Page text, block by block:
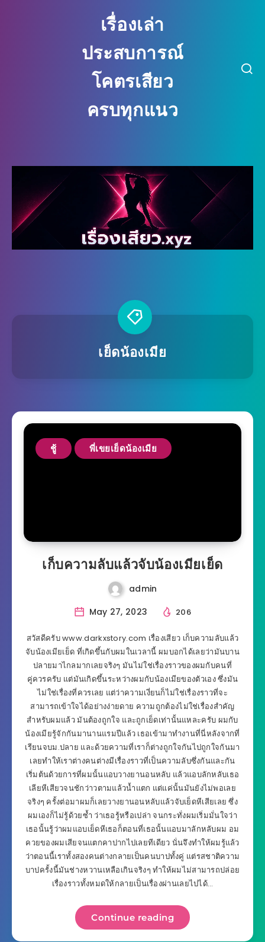
เรื่องเล่า ประสบการณ์ โคตรเสียว คร
เรื่องเล่า
ประสบการณ์
โคตรเสียว
ครบทุกแนว
เย็ดน้องเมีย
ชู้ พี่เขยเย็ดน้องเมีย
เก็บความลับแล้วจับน้องเมียเย็ด
admin
May 27, 2023
206
สวัสดีครับ www.darkxstory.com เรื่องเสียว เก็บความลับแล้ว
จับน้องเมียเย็ด ที่เกิดขึ้นกับผมในเวลานี้ ผมบอกได้เลยว่ามันบาน
ปลายมาไกลมากเลยจริงๆ มันไม่ใช่เรื่องราวของผมกับคนที่
คู่ควรครับ แต่มันเกิดขึ้นระหว่างผมกับน้องเมียของตัวเอง ซึ่งมัน
ไม่ใช่เรื่องที่ควรเลย แต่ว่าความเงี่ยนก็ไม่ใช่เรื่องราวที่จะ
สามารถเข้าใจได้อย่างง่ายดาย ความถูกต้องไม่ใช่เรื่องสำคัญ
สำหรับผมแล้ว มันต้องถูกใจ และถูกเย็ดเท่านั้นแหละครับ ผมกับ
น้องเมียรู้จักกันมานานแรมปีแล้ว เธอเข้ามาทำงานที่นี่หลังจากที่
เรียนจบม.ปลาย และด้วยความที่เราก็ต่างถูกใจกันไปถูกใจกันมา
เลยทำให้เราต่างคนต่างมีเรื่องราวที่เป็นความลับซึ่งกันและกัน
เริ่มต้นด้วยการที่ผมนั้นแอบวางยานอนหลับ แล้วแอบลักหลับเธอ
เลียหีเสียวจนชักว่าวตามแล้วน้ำแตก แต่แค่นั้นมันยังไม่พอเลย
จริงๆ ครั้งต่อมาผมก็เลยวางยานอนหลับแล้วจับเย็ดหีเสียเลย ซึ่ง
ผมเองก็ไม่รู้ด้วยซ้ำ ว่าเธอรู้หรือเปล่า จนกระทั่งผมเริ่มมั่นใจว่า
เธอนั้นรู้ว่าผมแอบเย็ดหีเธอก็ตอนที่เธอนั้นแอบมาลักหลับผม อม
ควยของผมเสียจนแตกคาปากไปเลยทีเดียว นั่นจึงทำให้ผมรู้แล้ว
ว่าตอนนี้เราทั้งสองคนต่างกลายเป็นคนบาปทั้งคู่ แต่รสชาติความ
บาปครั้งนี้มันช่างหวานเหลือเกินจริงๆ ทำให้ผมไม่สามารถปล่อย
เรื่องราวทั้งหมดให้กลายเป็นเรื่องผ่านเลยไปได้…
Continue reading